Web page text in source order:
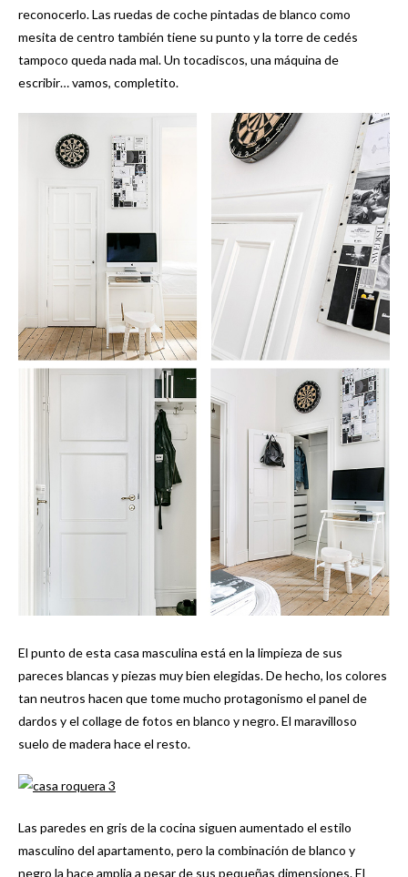
reconocerlo. Las ruedas de coche pintadas de blanco como
mesita de centro también tiene su punto y la torre de cedés
tampoco queda nada mal. Un tocadiscos, una máquina de
escribir… vamos, completito.
El punto de esta casa masculina está en la limpieza de sus
pareces blancas y piezas muy bien elegidas. De hecho, los colores
tan neutros hacen que tome mucho protagonismo el panel de
dardos y el collage de fotos en blanco y negro. El maravilloso
suelo de madera hace el resto.
Las paredes en gris de la cocina siguen aumentado el estilo
masculino del apartamento, pero la combinación de blanco y
negro la hace amplia a pesar de sus pequeñas dimensiones. El